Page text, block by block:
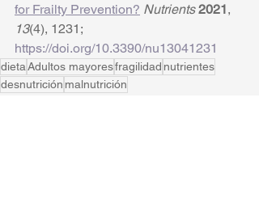
for Frailty Prevention? Nutrients 2021,
13(4), 1231;
https://doi.org/10.3390/nu13041231
dietaAdultos mayoresfragilidad nutrientes
desnutrición malnutrición